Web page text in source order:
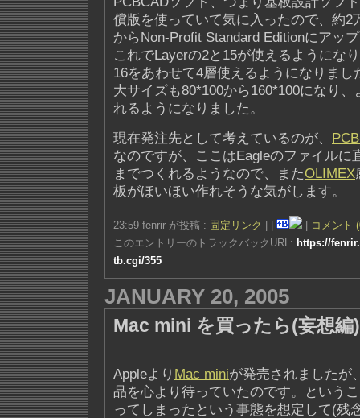
償版を使っていて気に入ったので、約2
からNon-Profit Standard Editionにアッ
これでLayerの2と15が使えるようにな
16をあわせて4層使えるようになりまし
大サイズも80*100から160*100になり
れるようになりました。
現在発注先として考えているのが、
なのですが、ここはEagleのファイルに
までつくれるようなので、またOLIMEX
板がほいほい作れそうな気がします。
23:59 fenrir が投稿 : 固定リンク
コメント
このエントリーのトラックバックURL: https://
tb.cgi/355
JANUARY 20, 2005
Mac mini を買ったら(妄想編)
Appleより Mac miniが発売されましたが
品を心より待っていたのです。という
ってしまったという事態を想定して(残